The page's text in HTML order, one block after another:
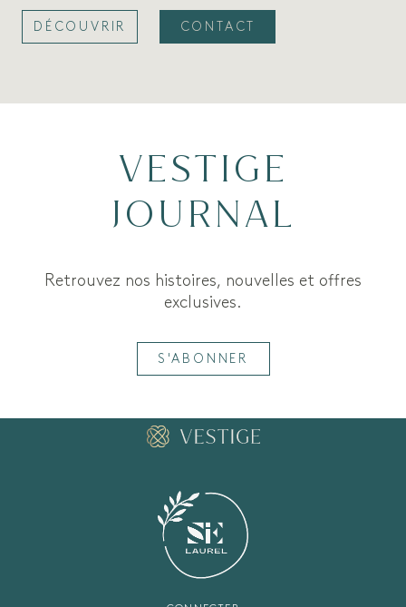
DÉCOUVRIR CONTACT
VESTIGE
JOURNAL
Retrouvez nos histoires, nouvelles et offres
exclusives.
S'ABONNER